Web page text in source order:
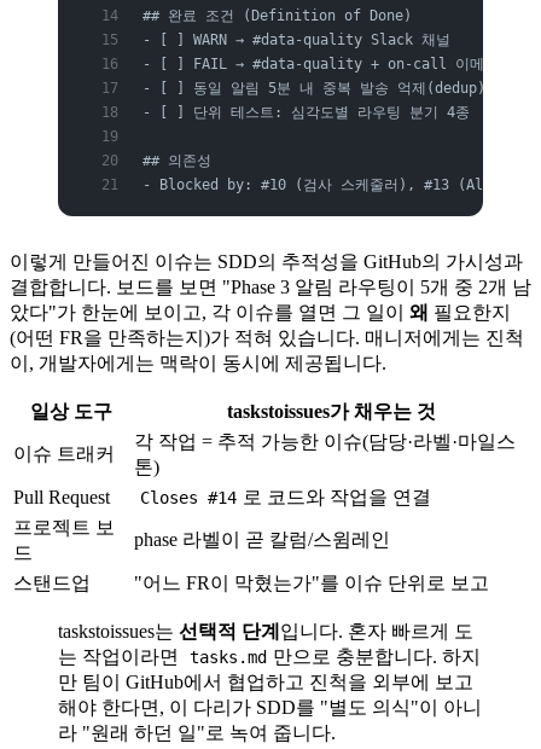
## 완료 조건 (Definition of Done)
- [ ] WARN → #data-quality Slack 채널
- [ ] FAIL → #data-quality + on-call 이메일
- [ ] 동일 알림 5분 내 중복 발송 억제(dedup)
- [ ] 단위 테스트: 심각도별 라우팅 분기 4종
## 의존성
- Blocked by: #10 (검사 스케줄러), #13 (Alert 모
이렇게 만들어진 이슈는 SDD의 추적성을 GitHub의 가시성과
결합합니다. 보드를 보면 "Phase 3 알림 라우팅이 5개 중 2개 남
았다"가 한눈에 보이고, 각 이슈를 열면 그 일이 왜 필요한지
(어떤 FR을 만족하는지)가 적혀 있습니다. 매니저에게는 진척
이, 개발자에게는 맥락이 동시에 제공됩니다.
일상 도구 taskstoissues가 채우는 것
이슈 트래커
각 작업 = 추적 가능한 이슈(담당·라벨·마일스
톤)
Pull Request
Closes #14 로 코드와 작업을 연결
프로젝트 보
드
phase 라벨이 곧 칼럼/스윔레인
스탠드업 "어느 FR이 막혔는가"를 이슈 단위로 보고
taskstoissues는 선택적 단계 입니다. 혼자 빠르게 도
는 작업이라면
tasks.md 만으로 충분합니다. 하지
만 팀이 GitHub에서 협업하고 진척을 외부에 보고
해야 한다면, 이 다리가 SDD를 "별도 의식"이 아니
라 "원래 하던 일"로 녹여 줍니다.